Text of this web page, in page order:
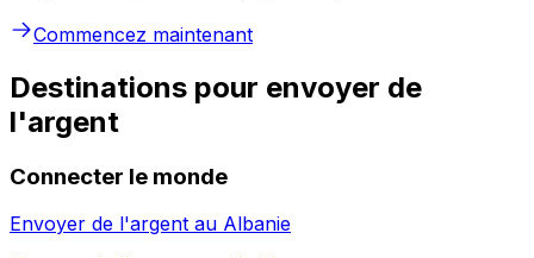
Commencez maintenant
Destinations pour envoyer de
l'argent
Connecter le monde
Envoyer de l'argent au Albanie